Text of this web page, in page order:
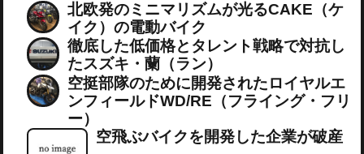
北欧発のミニマリズムが光るCAKE（ケ
イク）の電動バイク
徹底した低価格とタレント戦略で対抗し
たスズキ・蘭（ラン）
空挺部隊のために開発されたロイヤルエ
ンフィールドWD/RE（フライング・フリ
ー）
空飛ぶバイクを開発した企業が破産